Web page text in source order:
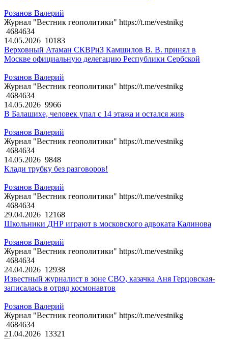
Розанов Валерий
Журнал "Вестник геополитики" https://t.me/vestnikg
4684634
14.05.2026 10183
Верховный Атаман СКВРиЗ Камшилов В. В. принял в
Москве официальную делегацию Республики Сербской
Розанов Валерий
Журнал "Вестник геополитики" https://t.me/vestnikg
4684634
14.05.2026 9966
В Балашихе, человек упал с 14 этажа и остался жив
Розанов Валерий
Журнал "Вестник геополитики" https://t.me/vestnikg
4684634
14.05.2026 9848
Клади трубку без разговоров!
Розанов Валерий
Журнал "Вестник геополитики" https://t.me/vestnikg
4684634
29.04.2026 12168
Школьники ДНР играют в московского адвоката Калинова
Розанов Валерий
Журнал "Вестник геополитики" https://t.me/vestnikg
4684634
24.04.2026 12938
Известный журналист в зоне СВО, казачка Аня Герцовская-
записалась в отряд космонавтов
Розанов Валерий
Журнал "Вестник геополитики" https://t.me/vestnikg
4684634
21.04.2026 13321